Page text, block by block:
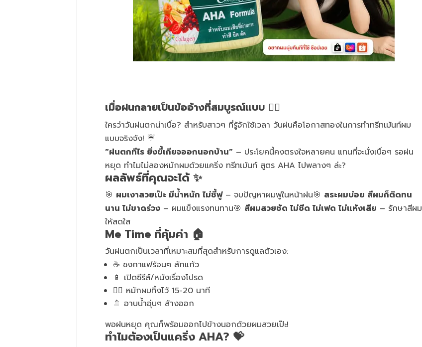
เมื่อฝนกลายเป็นข้ออ้างที่สมบูรณ์แบบ 💆‍♀️
ใครว่าวันฝนตกน่าเบื่อ? สำหรับสาวๆ ที่รู้จักใช้เวลา วันฝนคือโอกาสทองในการทำทรีทเม้นท์ผม
แบบจริงจัง! ☔
“ฝนตกทีไร ยิ่งขี้เกียจออกนอกบ้าน” – ประโยคนี้คงตรงใจหลายคน แทนที่จะนั่งเบื่อๆ รอฝน
หยุด ทำไมไม่ลองหมักผมด้วยแคริ่ง ทรีทเม้นท์ สูตร AHA ไปพลางๆ ล่ะ?
ผลลัพธ์ที่คุณจะได้ ✨
🎯 ผมเงาสวยเป๊ะ มีน้ำหนัก ไม่ชี้ฟู– จบปัญหาผมฟูในหน้าฝน🎯 สระผมบ่อย สีผมก็ติดทน
นาน ไม่ขาดร่วง– ผมแข็งแรงทนทาน🎯 สีผมสวยชัด ไม่ซีด ไม่เฟด ไม่แห้งเสีย – รักษาสีผม
ให้สดใส
Me Time ที่คุ้มค่า 🏠
วันฝนตกเป็นเวลาที่เหมาะสมที่สุดสำหรับการดูแลตัวเอง:
☕ ชงกาแฟร้อนๆ สักแก้ว
📱 เปิดซีรีส์/หนังเรื่องโปรด
💆‍♀️ หมักผมทิ้งไว้ 15-20 นาที
🚿 อาบน้ำอุ่นๆ ล้างออก
พอฝนหยุด คุณก็พร้อมออกไปข้างนอกด้วยผมสวยเป๊ะ!
ทำไมต้องเป็นแคริ่ง AHA? 💝